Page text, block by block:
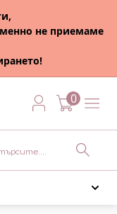
не приемаме
0